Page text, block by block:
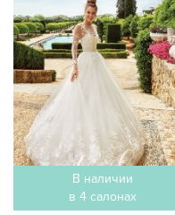
В наличии
в 4 салонах